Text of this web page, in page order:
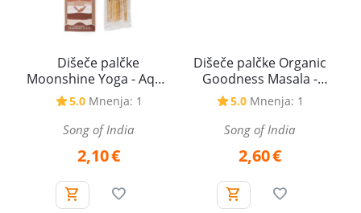
Dišeče palčke
Moonshine Yoga - Aqua
Zen ±22 g
5.0 Mnenja: 1
Song of India
2,10€
Dišeče palčke Organic
Goodness Masala -
Pačuli, 15 g
5.0 Mnenja: 1
Song of India
2,60€